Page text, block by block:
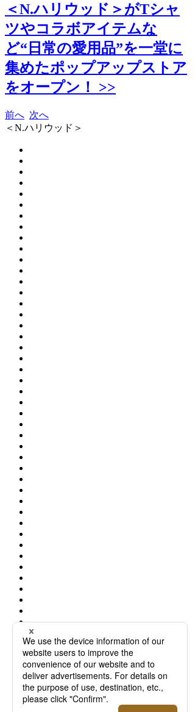
＜N.ハリウッド＞がTシャ
ツやコラボアイテムな
ど“日常の愛用品”を一堂に
集めたポップアップストア
をオープン！ >>
前へ 次へ
＜N.ハリウッド＞